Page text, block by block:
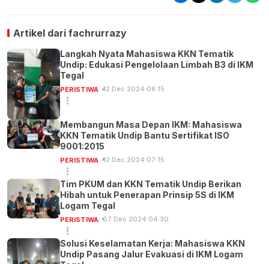
Artikel dari fachrurrazy
Langkah Nyata Mahasiswa KKN Tematik
Undip: Edukasi Pengelolaan Limbah B3 di IKM
Tegal
PERISTIWA 12 Dec 2024 08:15
Membangun Masa Depan IKM: Mahasiswa
KKN Tematik Undip Bantu Sertifikat ISO
9001:2015
PERISTIWA 12 Dec 2024 07:15
Tim PKUM dan KKN Tematik Undip Berikan
Hibah untuk Penerapan Prinsip 5S di IKM
Logam Tegal
PERISTIWA 07 Dec 2024 04:30
Solusi Keselamatan Kerja: Mahasiswa KKN
Undip Pasang Jalur Evakuasi di IKM Logam